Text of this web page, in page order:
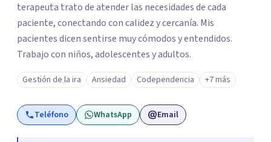
terapeuta trato de atender las necesidades de cada
paciente, conectando con calidez y cercanía. Mis
pacientes dicen sentirse muy cómodos y entendidos.
Trabajo con niños, adolescentes y adultos.
Gestión de la ira Ansiedad Codependencia +7 más
Teléfono WhatsApp Email